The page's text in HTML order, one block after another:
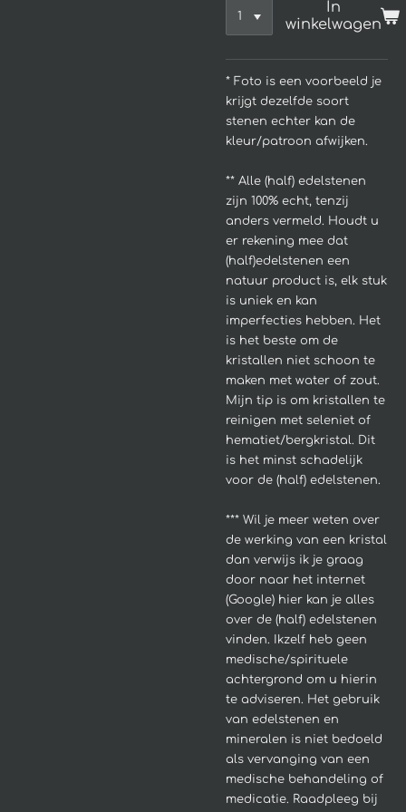
In
winkelwagen
* Foto is een voorbeeld je
krijgt dezelfde soort
stenen echter kan de
kleur/patroon afwijken.
** Alle (half) edelstenen
zijn 100% echt, tenzij
anders vermeld. Houdt u
er rekening mee dat
(half)edelstenen een
natuur product is, elk stuk
is uniek en kan
imperfecties hebben. Het
is het beste om de
kristallen niet schoon te
maken met water of zout.
Mijn tip is om kristallen te
reinigen met seleniet of
hematiet/bergkristal. Dit
is het minst schadelijk
voor de (half) edelstenen.
*** Wil je meer weten over
de werking van een kristal
dan verwijs ik je graag
door naar het internet
(Google) hier kan je alles
over de (half) edelstenen
vinden. Ikzelf heb geen
medische/spirituele
achtergrond om u hierin
te adviseren. Het gebruik
van edelstenen en
mineralen is niet bedoeld
als vervanging van een
medische behandeling of
medicatie. Raadpleeg bij